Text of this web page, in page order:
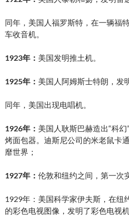
同年，美国人福罗斯特，在一辆福
车收音机。
1923年： 美国发明推土机。
1925年： 美国人阿姆斯士特朗，发
同年，美国出现电唱机。
1926年： 美国人耿斯巴赫造出“科
烤面包器。迪斯尼公司的米老鼠卡
靡世界；
1927年： 伦敦和纽约之间，第一次
1929年：美国科学家伊夫斯，在纽
的彩色电视图像，发明了彩色电视机